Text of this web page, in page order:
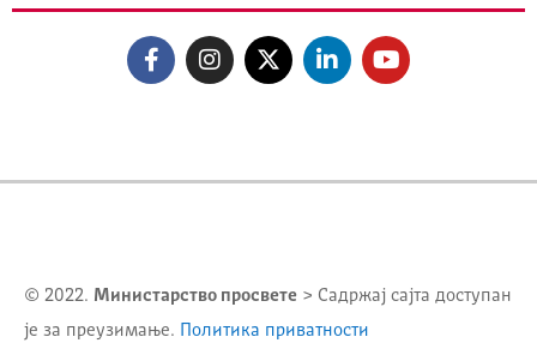
© 2022. Министарство просвете > Садржај сајта доступан
је за преузимање. Политика приватности